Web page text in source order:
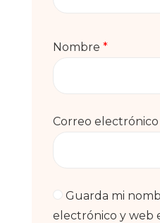
Nombre *
Correo electrónico
Guarda mi
electrónico y web